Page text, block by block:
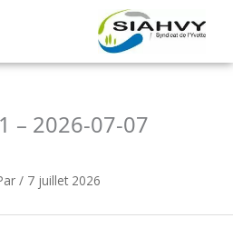
– 2026-07-07
/ 7 juillet 2026